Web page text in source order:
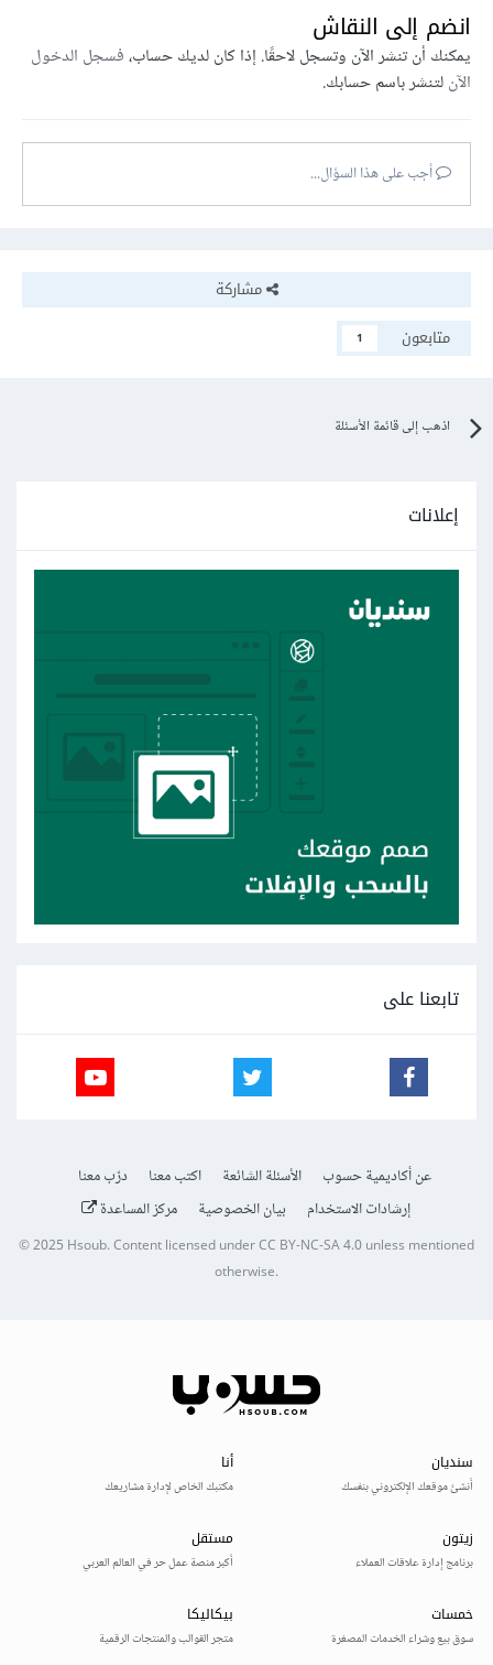
انضم إلى النقاش
يمكنك أن تنشر الآن وتسجل لاحقًا. إذا كان لديك حساب،فسجل الدخول
الآنلتنشر باسم حسابك.
أجب على هذا السؤال...
مشاركة
متابعون
1
اذهب إلى قائمة الأسئلة
إعلانات
تابعنا على
عن أكاديمية حسوب الأسئلة الشائعة اكتب معنا
درّب معنا
إرشادات الاستخدام
بيان الخصوصية مركز المساعدة
© 2025Hsoub.Content licensed underCC BY-NC-SA 4.0unless mentioned
otherwise.